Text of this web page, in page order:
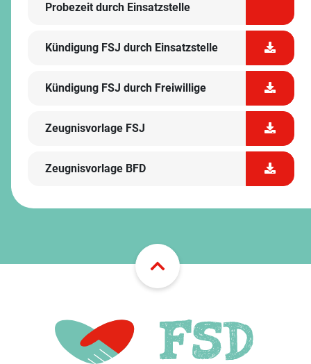
Probezeit durch Einsatzstelle
Kündigung FSJ durch Einsatzstelle
Kündigung FSJ durch Freiwillige
Zeugnisvorlage FSJ
Zeugnisvorlage BFD